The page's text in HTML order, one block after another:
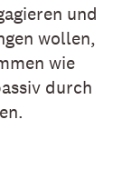
und
wollen,
wie
durch